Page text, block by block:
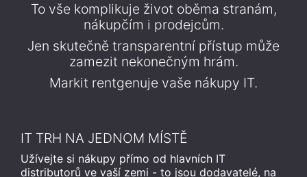
To vše komplikuje život oběma stranám,
nákupčím i prodejcům.
Jen skutečně transparentní přístup může
zamezit nekonečným hrám.
Markit rentgenuje vaše nákupy IT.
IT TRH NA JEDNOM MÍSTĚ
Užívejte si nákupy přímo od hlavních IT
distributorů ve vaší zemi - to jsou dodavatelé, na